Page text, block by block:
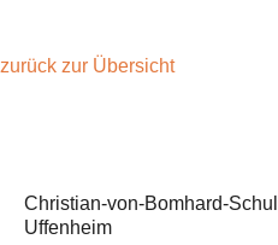
zurück zur Übersicht
Christian-von-Bomhard-
Uffenheim